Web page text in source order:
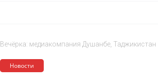
Вечёрка: медиакомпания Душанбе, Таджикистан
Новости